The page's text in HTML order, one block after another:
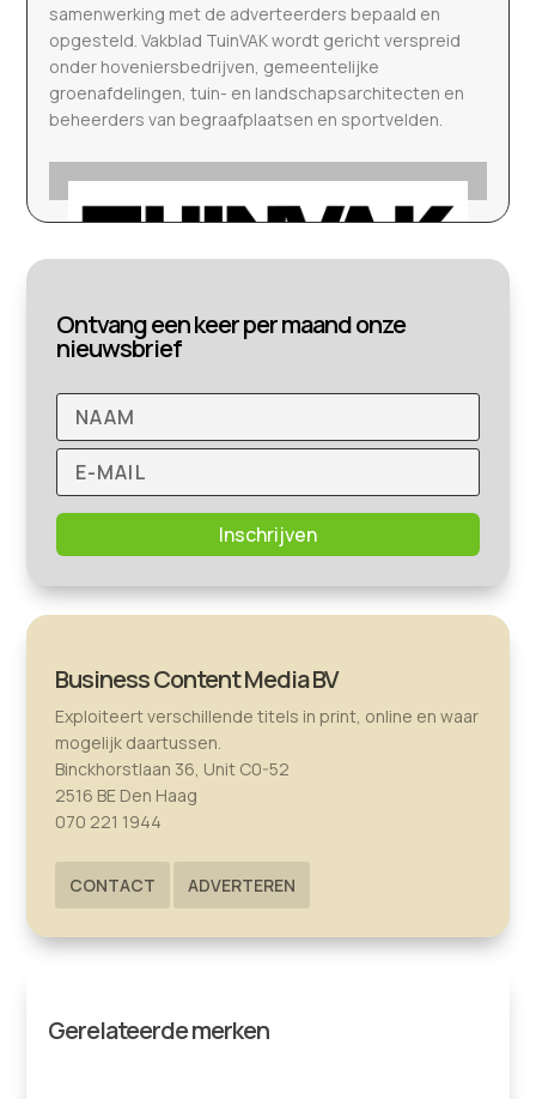
samenwerking met de adverteerders bepaald en
opgesteld. Vakblad TuinVAK wordt gericht verspreid
onder hoveniersbedrijven, gemeentelijke
groenafdelingen, tuin- en landschapsarchitecten en
beheerders van begraafplaatsen en sportvelden.
Ontvang een keer per maand onze
nieuwsbrief
Inschrijven
Business Content Media BV
Exploiteert verschillende titels in print, online en waar
mogelijk daartussen.
Binckhorstlaan 36, Unit C0-52
2516 BE Den Haag
070 221 1944
CONTACT ADVERTEREN
Gerelateerde merken